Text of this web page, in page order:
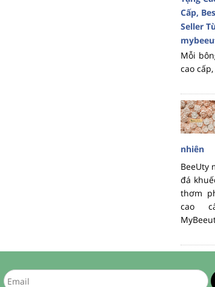
Mỗi
cao
nhiên
BeeUty
đá
thơm
cao